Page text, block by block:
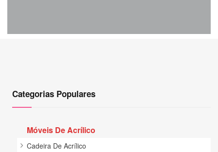
Categorias Populares
Móveis De Acrílico
Cadeira De Acrílico